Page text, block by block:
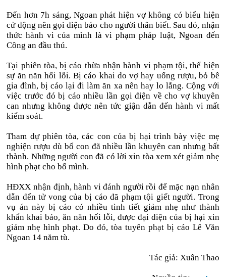
Đến hơn 7h sáng, Ngoan phát hiện vợ không có biểu hiện
cử động nên gọi điện báo cho người thân biết. Sau đó, nhận
thức hành vi của mình là vi phạm pháp luật, Ngoan đến
Công an đầu thú.
Tại phiên tòa, bị cáo thừa nhận hành vi phạm tội, thể hiện
sự ăn năn hối lỗi. Bị cáo khai do vợ hay uống rượu, bỏ bê
gia đình, bị cáo lại đi làm ăn xa nên hay lo lắng. Cộng với
việc trước đó bị cáo nhiều lần gọi điện về cho vợ khuyên
can nhưng không được nên tức giận dẫn đến hành vi mất
kiểm soát.
Tham dự phiên tòa, các con của bị hại trình bày việc mẹ
nghiện rượu dù bố con đã nhiều lần khuyên can nhưng bất
thành. Những người con đã có lời xin tòa xem xét giảm nhẹ
hình phạt cho bố mình.
HĐXX nhận định, hành vi đánh người rồi để mặc nạn nhân
dẫn đến tử vong của bị cáo đã phạm tội giết người. Trong
vụ án này bị cáo có nhiều tình tiết giảm nhẹ như thành
khẩn khai báo, ăn năn hối lỗi, được đại diện của bị hại xin
giảm nhẹ hình phạt. Do đó, tòa tuyên phạt bị cáo Lê Văn
Ngoan 14 năm tù.
Tác giả: Xuân Thao